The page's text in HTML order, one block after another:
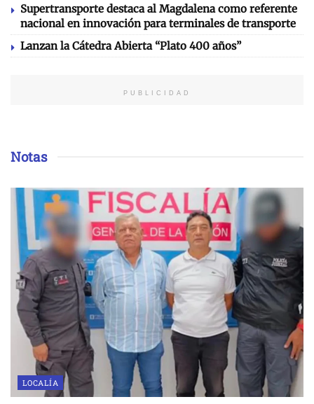
Supertransporte destaca al Magdalena como referente
nacional en innovación para terminales de transporte
Lanzan la Cátedra Abierta “Plato 400 años”
PUBLICIDAD
Notas
LOCALÍA